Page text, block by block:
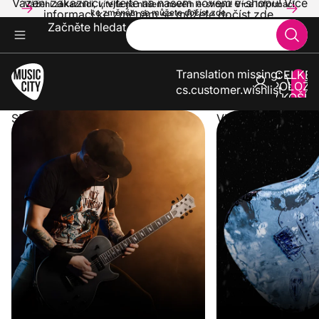
Vážení zákazníci, vítejte na našem novém e-shopu! Více informací
ke změnám se můžete dočíst zde.
Vážení zákazníci, vítejte na našem novém e-shopu! Více
informací ke změnám se můžete dočíst zde.
Začněte hledat
Translation missing:
cs.customer.wishlist
V
0
SPUSTILI JSME NOVÝ E-SHOP VLNA VEDER